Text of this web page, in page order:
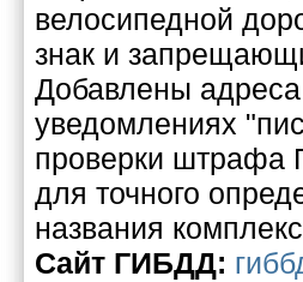
велосипедной
знак и
Добавлены
уведомлениях
проверки штрафа
для точного
названия
Cайт ГИБДД: